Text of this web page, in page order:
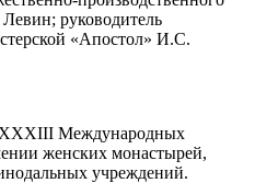
руководитель
«Апостол» И.С.
XXХIII Международных
женских монастырей,
учреждений.